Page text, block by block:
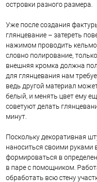
островки разного размера.
Уже после создания
глянцевание – затереть
нажимом проводить
словно полирование,
внешняя кромка должна
для глянцевания нам
ведь другой материал
белый, и менять цвет ему
советуют делать
минут.
Поскольку декоративная
наноситься своими руками
формироваться в
в паре с помощником.
обработать всю стену